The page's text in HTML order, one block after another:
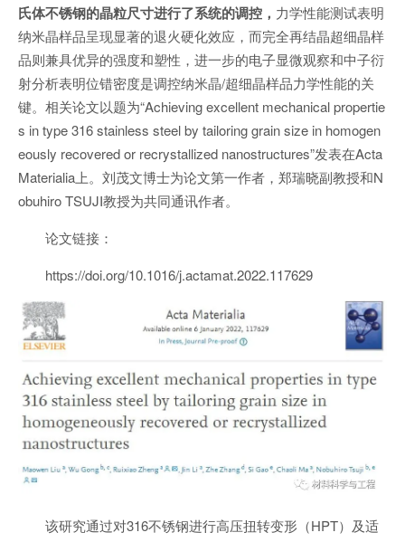
氏体不锈钢的晶粒尺寸进行了系统的调控， 力学性能测试表明
纳米晶样品呈现显著的退火硬化效应，而完全再结晶超细晶样
品则兼具优异的强度和塑性，进一步的电子显微观察和中子衍
射分析表明位错密度是调控纳米晶/超细晶样品力学性能的关
键。相关论文以题为“Achieving excellent mechanical propertie
s in type 316 stainless steel by tailoring grain size in homogen
eously recovered or recrystallized nanostructures”发表在Acta
Materialia上。刘茂文博士为论文第一作者，郑瑞晓副教授和N
obuhiro TSUJI教授为共同通讯作者。
论文链接：
https://doi.org/10.1016/j.actamat.2022.117629
该研究通过对316不锈钢进行高压扭转变形（HPT）及适